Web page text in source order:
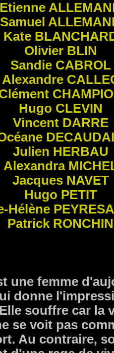
Etienne
Samuel
Kate
Olivier BLIN
Sandie CABROL
Alexandre
Hugo CLEVIN
Vincent DARRE
Julien HERBAU
Alexandra
Jacques NAVET
Hugo PETIT
Hélène
Patrick RONCHIN
une femme
donne
souffre car la
se voit pas
Au contraire,